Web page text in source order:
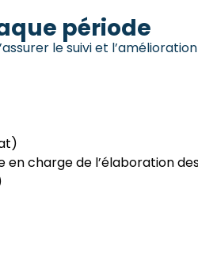
période
le suivi et
charge de l’élaboration